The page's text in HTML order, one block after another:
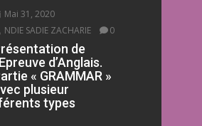
Mai 31, 2020
NDIE SADIE ZACHARIE
0
de
d’Anglais.
« GRAMMAR »
plusieur
types